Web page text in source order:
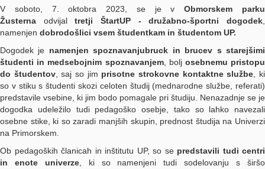
V soboto, 7. oktobra 2023, se je vObmorskem parku
Žusterna odvijaltretji ŠtartUP - družabno-športni dogodek
namenjen dobrodošlici vsem študentkam in študentom UP.
Dogodek je namenjen spoznavanjubruck in brucev s starejšimi
študenti in medsebojnim spoznavanjem, bolj osebnemu pristopu
do študentov, saj so jim prisotne strokovne kontaktne službe , ki
so v stiku s študenti skozi celoten študij (mednarodne službe, referati)
predstavile vsebine, ki jim bodo pomagale pri študiju. Nenazadnje se je
dogodka udeležilo tudi pedagoško osebje, tako so lahko navezali
osebne stike, ki so zaradi manjših skupin, prednost študija na Univerzi
na Primorskem.
Ob pedagoških članicah in inštitutu UP, so sepredstavili tudi centri
in enote univerze, ki so namenjeni tudi sodelovanju s širšo